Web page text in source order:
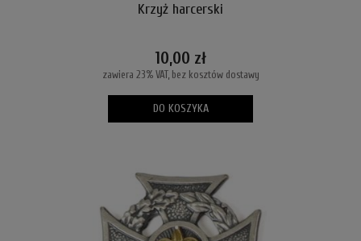
Krzyż harcerski
10,00 zł
zawiera 23% VAT, bez kosztów dostawy
DO KOSZYKA